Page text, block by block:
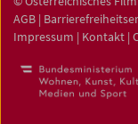
AGB |
Impressum | Kontakt |